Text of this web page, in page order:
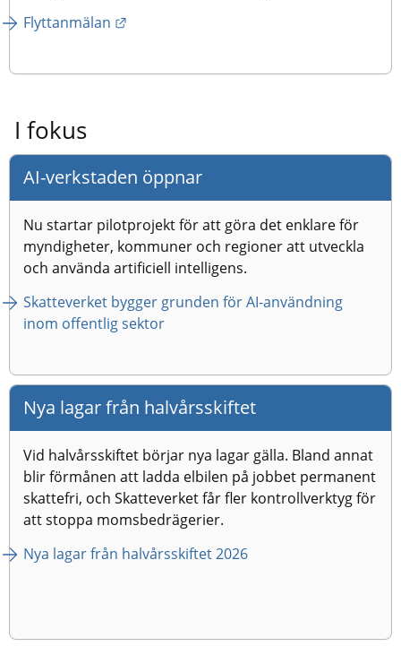
Flyttanmälan
I fokus
AI-verkstaden öppnar
Nu startar pilotprojekt för att göra det enklare för
myndigheter, kommuner och regioner att utveckla
och använda artificiell intelligens.
Skatteverket bygger grunden för AI-användning
inom offentlig sektor
Nya lagar från halvårsskiftet
Vid halvårsskiftet börjar nya lagar gälla. Bland annat
blir förmånen att ladda elbilen på jobbet permanent
skattefri, och Skatteverket får fler kontrollverktyg för
att stoppa momsbedrägerier.
Nya lagar från halvårsskiftet 2026